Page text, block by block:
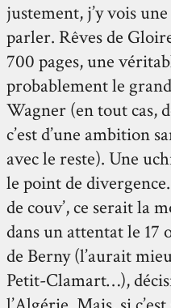
justement, j’y vois
parler. Rêves de
700 pages, une
probablement le
Wagner (en tout cas,
c’est d’une ambition
avec le reste). Une
le point de
de couv’, ce serait la
dans un attentat le 17
de Berny (l’aurait
Petit-Clamart…),